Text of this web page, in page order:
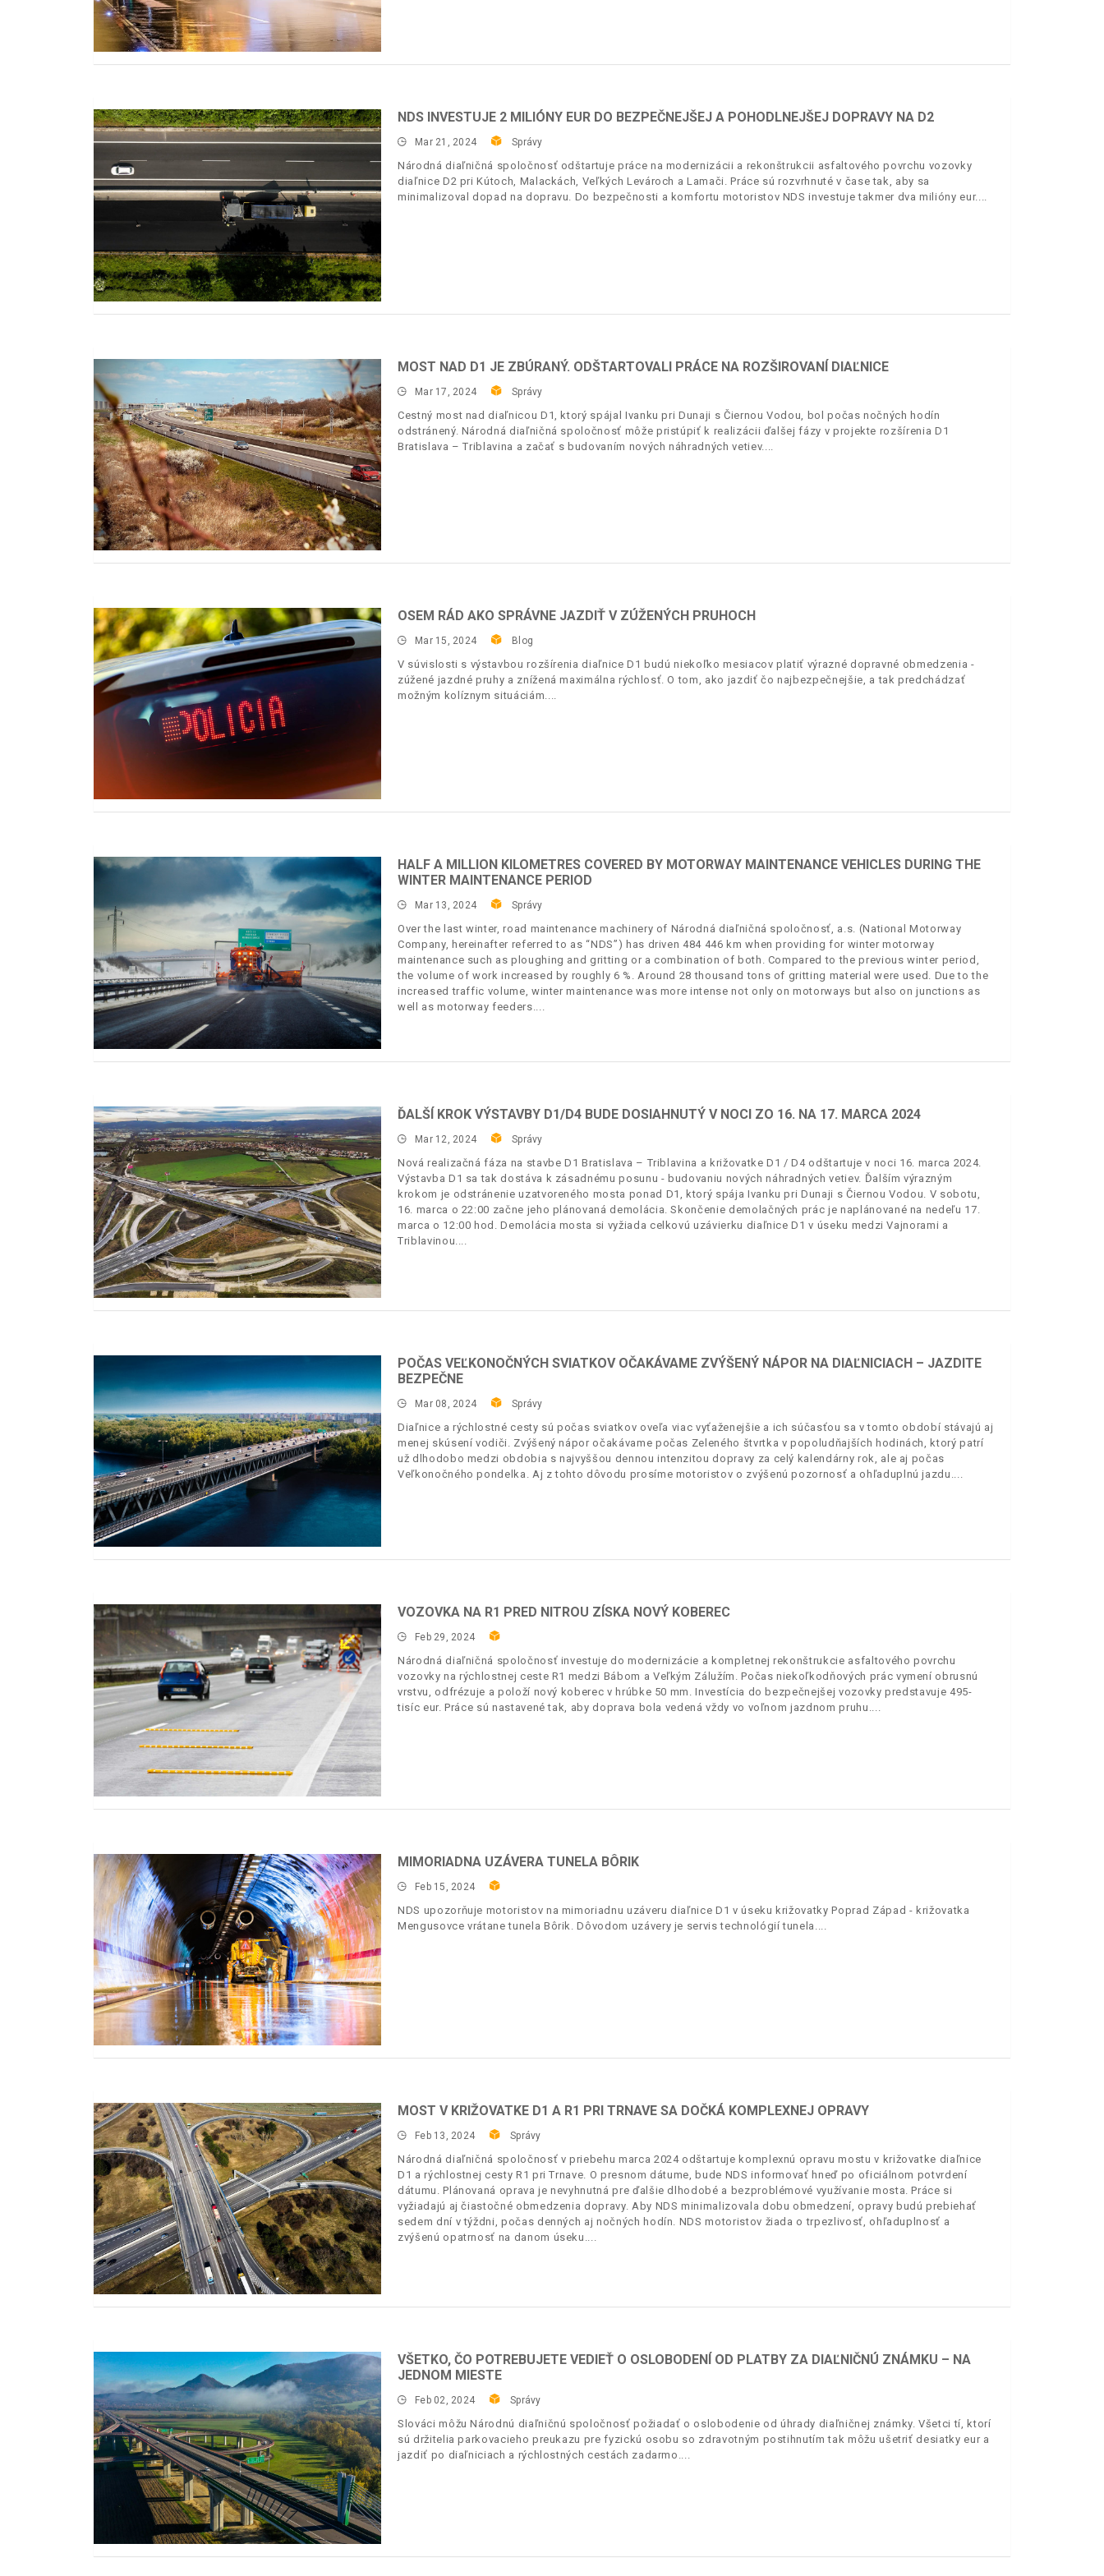
NDS INVESTUJE 2 MILIÓNY EUR DO BEZPEČNEJŠEJ A POHODLNEJŠEJ DOPRAVY NA D2
Mar 21, 2024 Správy
Národná diaľničná spoločnosť odštartuje práce na modernizácii a rekonštrukcii asfaltového povrchu vozovky
diaľnice D2 pri Kútoch, Malackách, Veľkých Levároch a Lamači. Práce sú rozvrhnuté v čase tak, aby sa
minimalizoval dopad na dopravu. Do bezpečnosti a komfortu motoristov NDS investuje takmer dva milióny eur.
MOST NAD D1 JE ZBÚRANÝ. ODŠTARTOVALI PRÁCE NA ROZŠIROVANÍ DIAĽNICE
Mar 17, 2024 Správy
Cestný most nad diaľnicou D1, ktorý spájal Ivanku pri Dunaji s Čiernou Vodou, bol počas nočných hodín
odstránený. Národná diaľničná spoločnosť môže pristúpiť k realizácii ďalšej fázy v projekte rozšírenia D1
Bratislava – Triblavina a začať s budovaním nových náhradných vetiev.
OSEM RÁD AKO SPRÁVNE JAZDIŤ V ZÚŽENÝCH PRUHOCH
Mar 15, 2024 Blog
V súvislosti s výstavbou rozšírenia diaľnice D1 budú niekoľko mesiacov platiť výrazné dopravné obmedzenia -
zúžené jazdné pruhy a znížená maximálna rýchlosť. O tom, ako jazdiť čo najbezpečnejšie, a tak predchádzať
možným kolíznym situáciám.
HALF A MILLION KILOMETRES COVERED BY MOTORWAY MAINTENANCE VEHICLES DURING THE
WINTER MAINTENANCE PERIOD
Mar 13, 2024 Správy
Over the last winter, road maintenance machinery of Národná diaľničná spoločnosť, a.s. (National Motorway
Company, hereinafter referred to as “NDS”) has driven 484 446 km when providing for winter motorway
maintenance such as ploughing and gritting or a combination of both. Compared to the previous winter period,
the volume of work increased by roughly 6 %. Around 28 thousand tons of gritting material were used. Due to the
increased traffic volume, winter maintenance was more intense not only on motorways but also on junctions as
well as motorway feeders.
ĎALŠÍ KROK VÝSTAVBY D1/D4 BUDE DOSIAHNUTÝ V NOCI ZO 16. NA 17. MARCA 2024
Mar 12, 2024 Správy
Nová realizačná fáza na stavbe D1 Bratislava – Triblavina a križovatke D1 / D4 odštartuje v noci 16. marca 2024.
Výstavba D1 sa tak dostáva k zásadnému posunu - budovaniu nových náhradných vetiev. Ďalším výrazným
krokom je odstránenie uzatvoreného mosta ponad D1, ktorý spája Ivanku pri Dunaji s Čiernou Vodou. V sobotu,
16. marca o 22:00 začne jeho plánovaná demolácia. Skončenie demolačných prác je naplánované na nedeľu 17.
marca o 12:00 hod. Demolácia mosta si vyžiada celkovú uzávierku diaľnice D1 v úseku medzi Vajnorami a
Triblavinou.
POČAS VEĽKONOČNÝCH SVIATKOV OČAKÁVAME ZVÝŠENÝ NÁPOR NA DIAĽNICIACH – JAZDITE
BEZPEČNE
Mar 08, 2024 Správy
Diaľnice a rýchlostné cesty sú počas sviatkov oveľa viac vyťaženejšie a ich súčasťou sa v tomto období stávajú aj
menej skúsení vodiči. Zvýšený nápor očakávame počas Zeleného štvrtka v popoludňajších hodinách, ktorý patrí
už dlhodobo medzi obdobia s najvyššou dennou intenzitou dopravy za celý kalendárny rok, ale aj počas
Veľkonočného pondelka. Aj z tohto dôvodu prosíme motoristov o zvýšenú pozornosť a ohľaduplnú jazdu.
VOZOVKA NA R1 PRED NITROU ZÍSKA NOVÝ KOBEREC
Feb 29, 2024
Národná diaľničná spoločnosť investuje do modernizácie a kompletnej rekonštrukcie asfaltového povrchu
vozovky na rýchlostnej ceste R1 medzi Bábom a Veľkým Zálužím. Počas niekoľkodňových prác vymení obrusnú
vrstvu, odfrézuje a položí nový koberec v hrúbke 50 mm. Investícia do bezpečnejšej vozovky predstavuje 495-
tisíc eur. Práce sú nastavené tak, aby doprava bola vedená vždy vo voľnom jazdnom pruhu.
MIMORIADNA UZÁVERA TUNELA BÔRIK
Feb 15, 2024
NDS upozorňuje motoristov na mimoriadnu uzáveru diaľnice D1 v úseku križovatky Poprad Západ - križovatka
Mengusovce vrátane tunela Bôrik. Dôvodom uzávery je servis technológií tunela.
MOST V KRIŽOVATKE D1 A R1 PRI TRNAVE SA DOČKÁ KOMPLEXNEJ OPRAVY
Feb 13, 2024 Správy
Národná diaľničná spoločnosť v priebehu marca 2024 odštartuje komplexnú opravu mostu v križovatke diaľnice
D1 a rýchlostnej cesty R1 pri Trnave. O presnom dátume, bude NDS informovať hneď po oficiálnom potvrdení
dátumu. Plánovaná oprava je nevyhnutná pre ďalšie dlhodobé a bezproblémové využívanie mosta. Práce si
vyžiadajú aj čiastočné obmedzenia dopravy. Aby NDS minimalizovala dobu obmedzení, opravy budú prebiehať
sedem dní v týždni, počas denných aj nočných hodín. NDS motoristov žiada o trpezlivosť, ohľaduplnosť a
zvýšenú opatrnosť na danom úseku.
VŠETKO, ČO POTREBUJETE VEDIEŤ O OSLOBODENÍ OD PLATBY ZA DIAĽNIČNÚ ZNÁMKU – NA
JEDNOM MIESTE
Feb 02, 2024 Správy
Slováci môžu Národnú diaľničnú spoločnosť požiadať o oslobodenie od úhrady diaľničnej známky. Všetci tí, ktorí
sú držitelia parkovacieho preukazu pre fyzickú osobu so zdravotným postihnutím tak môžu ušetriť desiatky eur a
jazdiť po diaľniciach a rýchlostných cestách zadarmo.